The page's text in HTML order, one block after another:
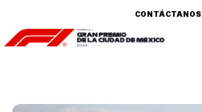
CONTÁCTANOS